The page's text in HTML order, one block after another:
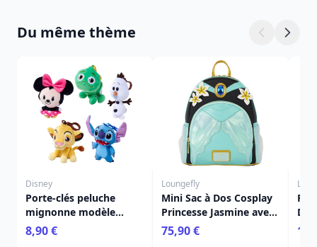
Du même thème
Disney
Porte-clés peluche
mignonne modèle
aléatoire - Disney
8,90 €
Loungefly
Mini Sac à Dos Cosplay
Princesse Jasmine avec
Charm Lampe - Disney
Loungefly Aladdin
75,90 €